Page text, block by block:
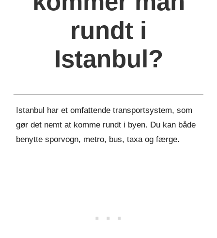
rundt i
Istanbul?
Istanbul har et omfattende transportsystem, som
gør det nemt at komme rundt i byen. Du kan både
benytte sporvogn, metro, bus, taxa og færge.